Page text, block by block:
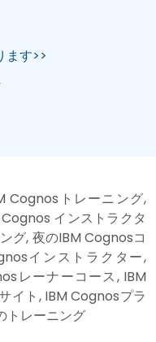
ます>>
Cognosトレーニング,
インストラクタ
グ, 夜のIBM Cognosコ
インストラクター,
レーナーコース, IBM
イト, IBM Cognosプラ
トレーニング